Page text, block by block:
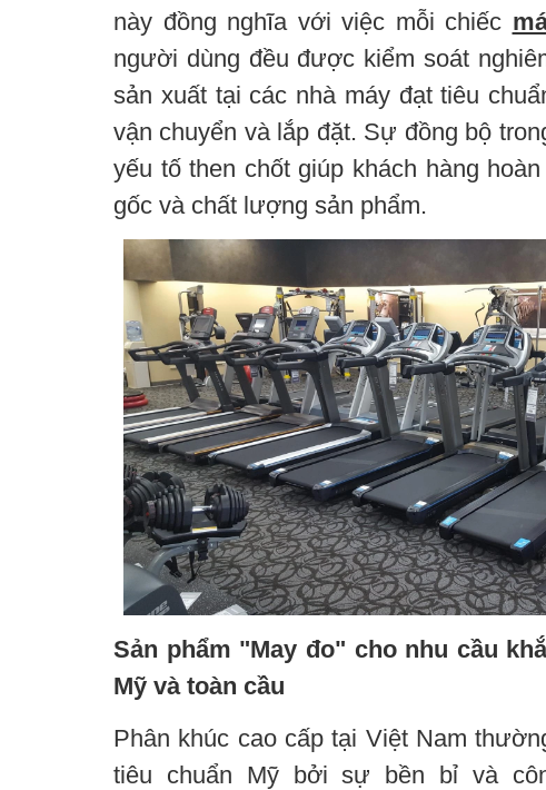
này đồng nghĩa với việc mỗi chiếc
người dùng đều được kiểm soát
sản xuất tại các nhà máy đạt tiêu
vận chuyển và lắp đặt. Sự đồng bộ
yếu tố then chốt giúp khách hàng
gốc và chất lượng sản phẩm.
Sản phẩm "May đo" cho nhu cầu
Mỹ và toàn cầu
Phân khúc cao cấp tại Việt Nam
tiêu chuẩn Mỹ bởi sự bền bỉ và